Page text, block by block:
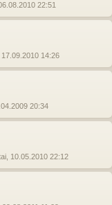
22:51
17.09.2010 14:26
20:34
10.05.2010 22:12